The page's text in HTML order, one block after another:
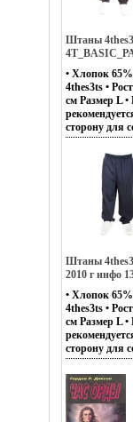
Штаны
инфо 13185v.
• Хлопок
4thes3ts •
см Размер L •
сторону для
Артикул:
клиенты!
оформлении
Штаны
2010 г инфо
• Хлопок
4thes3ts •
см Размер L •
сторону для
Артикул:
клиенты!
оформлении